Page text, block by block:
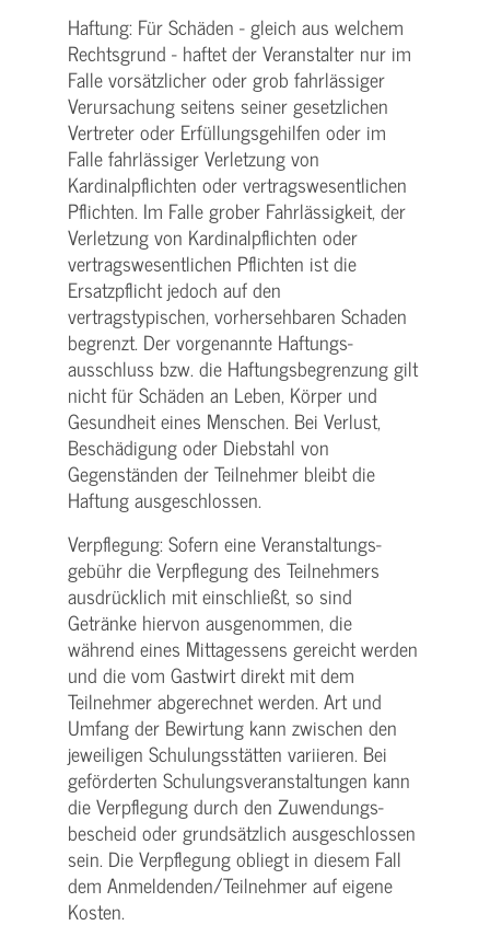
Haftung: Für Schäden - gleich aus welchem
Rechtsgrund - haftet der Veranstalter nur im
Falle vorsätzlicher oder grob fahrlässiger
Verursachung seitens seiner gesetzlichen
Vertreter oder Erfüllungsgehilfen oder im
Falle fahrlässiger Verletzung von
Kardinalpflichten oder vertrags­wesentlichen
Pflichten. Im Falle grober Fahrlässigkeit, der
Verletzung von Kardinalpflichten oder
vertrags­wesentlichen Pflichten ist die
Ersatzpflicht jedoch auf den
vertragstypischen, vorhersehbaren Schaden
begrenzt. Der vorgenannte Haftungs­
ausschluss bzw. die Haftungs­begrenzung gilt
nicht für Schäden an Leben, Körper und
Gesundheit eines Menschen. Bei Verlust,
Beschädigung oder Diebstahl von
Gegenständen der Teilnehmer bleibt die
Haftung ausgeschlossen.
Verpflegung: Sofern eine Veranstaltungs­
gebühr die Verpflegung des Teilnehmers
ausdrücklich mit einschließt, so sind
Getränke hiervon ausgenommen, die
während eines Mittagessens gereicht werden
und die vom Gastwirt direkt mit dem
Teilnehmer abgerechnet werden. Art und
Umfang der Bewirtung kann zwischen den
jeweiligen Schulungsstätten variieren. Bei
geförderten Schulungs­veranstaltungen kann
die Verpflegung durch den Zuwendungs­
bescheid oder grundsätzlich ausgeschlossen
sein. Die Verpflegung obliegt in diesem Fall
dem Anmeldenden/­Teilnehmer auf eigene
Kosten.